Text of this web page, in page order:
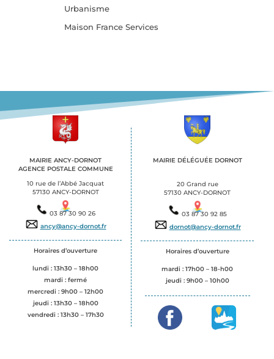
Urbanisme
Maison France Services
MAIRIE ANCY-DORNOT
AGENCE POSTALE COMMUNE
10 rue de l’Abbé Jacquat
57130 ANCY-DORNOT
03 87 30 90 26
ancy@ancy-dornot.fr
Horaires d’ouverture
lundi : 13h30 – 18h00
mardi : fermé
mercredi : 9h00 – 12h00
jeudi : 13h30 – 18h00
vendredi : 13h30 – 17h30
MAIRIE DÉLÉGUÉE DORNOT
20 Grand rue
57130 ANCY-DORNOT
03 87 30 92 85
dornot@ancy-dornot.fr
Horaires d’ouverture
mardi : 17h00 – 18-h00
jeudi : 9h00 – 10h00